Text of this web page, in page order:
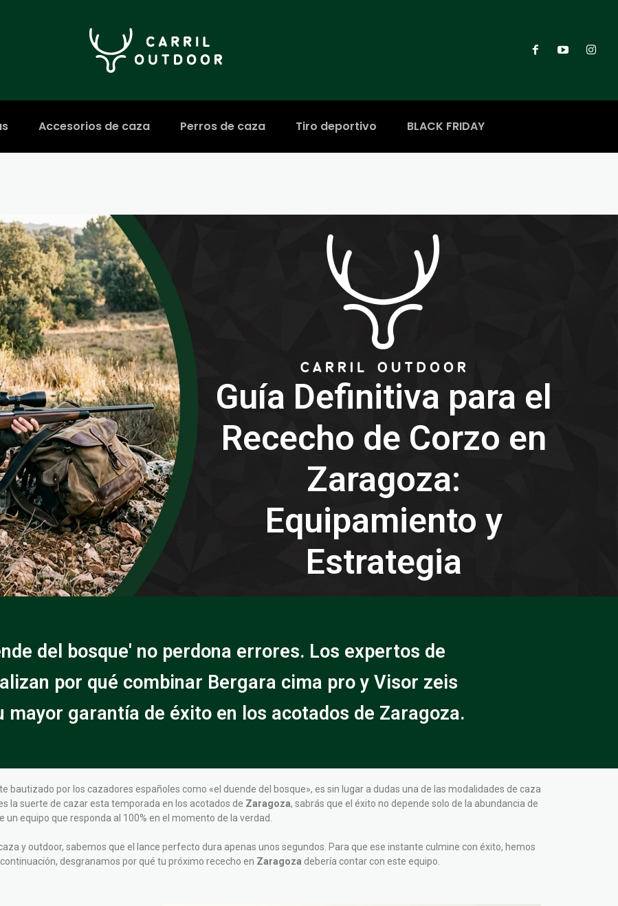
Accesorios de caza Perros de caza Tiro deportivo BLACK FRIDAY
Guía Definitiva para el
Rececho de Corzo en
Zaragoza:
Equipamiento y
Estrategia
del bosque' no perdona errores. Los expertos de
por qué combinar Bergara cima pro y Visor zeis
mayor garantía de éxito en los acotados de Zaragoza.
bautizado por los cazadores españoles como «el duende del bosque», es sin lugar a dudas una de las modalidades de caza
la suerte de cazar esta temporada en los acotados de Zaragoza, sabrás que el éxito no depende solo de la abundancia de
equipo que responda al 100% en el momento de la verdad.
y outdoor, sabemos que el lance perfecto dura apenas unos segundos. Para que ese instante culmine con éxito, hemos
desgranamos por qué tu próximo rececho en Zaragoza debería contar con este equipo.